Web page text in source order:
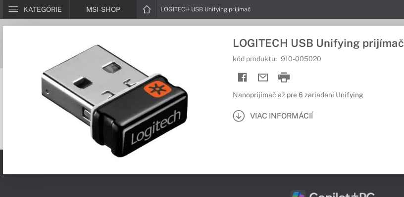
KATEGÓRIE MSI-SHOP LOGITECH USB Unifying prijímač
LOGITECH USB Unifying prijímač
kód produktu: 910-005020
Nanoprijímač až pre 6 zariadeni Unifying
VIAC INFORMÁCIÍ